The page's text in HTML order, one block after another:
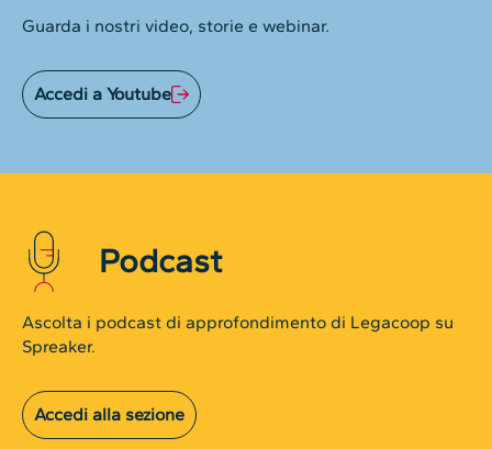
Guarda i nostri video, storie e webinar.
Accedi a Youtube
Podcast
Ascolta i podcast di approfondimento di Legacoop su
Spreaker.
Accedi alla sezione